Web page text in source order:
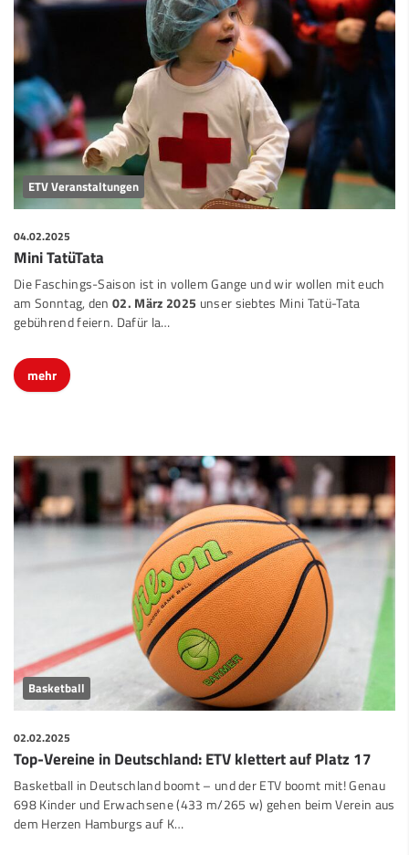
ETV Veranstaltungen
04.02.2025
Mini TatüTata
Die Faschings-Saison ist in vollem Gange und wir wollen mit euch
am Sonntag, den02. März 2025 unser siebtes Mini Tatü-Tata
gebührend feiern. Dafür la…
mehr
Basketball
02.02.2025
Top-Vereine in Deutschland: ETV klettert auf Platz 17
Basketball in Deutschland boomt – und der ETV boomt mit! Genau
698 Kinder und Erwachsene (433 m/265 w) gehen beim Verein aus
dem Herzen Hamburgs auf K…